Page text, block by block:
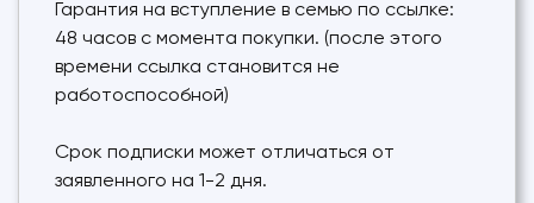
Гарантия на вступление в семью по ссылке:
48 часов с момента покупки. (после этого
времени ссылка становится не
работоспособной)
Срок подписки может отличаться от
заявленного на 1-2 дня.